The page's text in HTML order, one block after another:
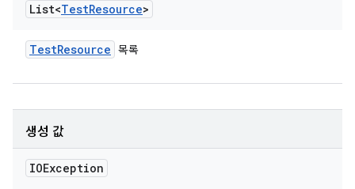
List<TestResource>
TestResource 목록
생성 값
IOException